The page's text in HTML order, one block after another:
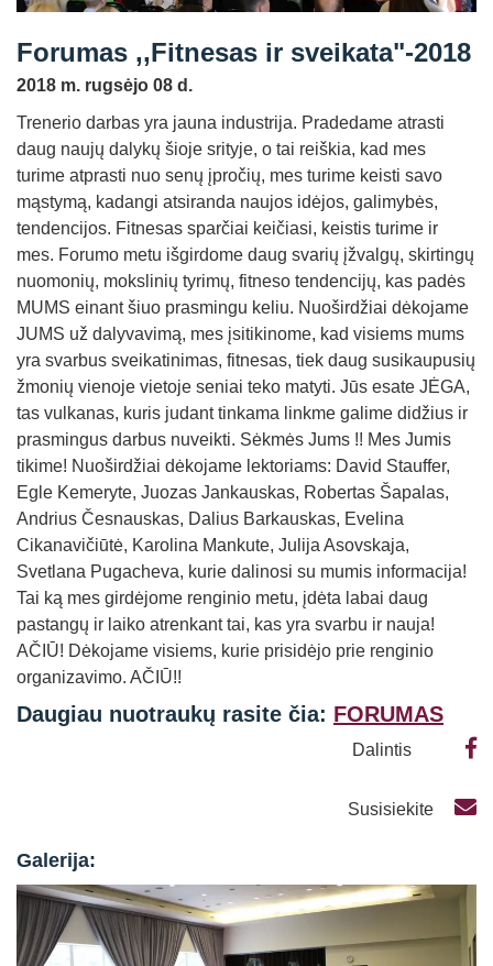
Straipsniai
Sėkmės istorijos
Kontaktai
Forumas ,,Fitnesas ir sveikata"-2018
2018 m. rugsėjo 08 d.
Trenerio darbas yra jauna industrija. Pradedame atrasti
daug naujų dalykų šioje srityje, o tai reiškia, kad mes
turime atprasti nuo senų įpročių, mes turime keisti savo
mąstymą, kadangi atsiranda naujos idėjos, galimybės,
tendencijos. Fitnesas sparčiai keičiasi, keistis turime ir
mes. Forumo metu išgirdome daug svarių įžvalgų, skirtingų
nuomonių, mokslinių tyrimų, fitneso tendencijų, kas padės
MUMS einant šiuo prasmingu keliu. Nuoširdžiai dėkojame
JUMS už dalyvavimą, mes įsitikinome, kad visiems mums
yra svarbus sveikatinimas, fitnesas, tiek daug susikaupusių
žmonių vienoje vietoje seniai teko matyti. Jūs esate JĖGA,
tas vulkanas, kuris judant tinkama linkme galime didžius ir
prasmingus darbus nuveikti. Sėkmės Jums !! Mes Jumis
tikime! Nuoširdžiai dėkojame lektoriams: David Stauffer,
Egle Kemeryte, Juozas Jankauskas, Robertas Šapalas,
Andrius Česnauskas, Dalius Barkauskas, Evelina
Cikanavičiūtė, Karolina Mankute, Julija Asovskaja,
Svetlana Pugacheva, kurie dalinosi su mumis informacija!
Tai ką mes girdėjome renginio metu, įdėta labai daug
pastangų ir laiko atrenkant tai, kas yra svarbu ir nauja!
AČIŪ! Dėkojame visiems, kurie prisidėjo prie renginio
organizavimo. AČIŪ!!
Daugiau nuotraukų rasite čia: FORUMAS
Dalintis
Susisiekite
Galerija: